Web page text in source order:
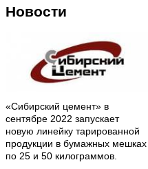
Новости
«Сибирский цемент» в
сентябре 2022 запускает
новую линейку тарированной
продукции в бумажных мешках
по 25 и 50 килограммов.